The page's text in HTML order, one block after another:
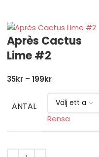
Après Cactus
Lime #2
35kr – 199kr
ANTAL
Rensa